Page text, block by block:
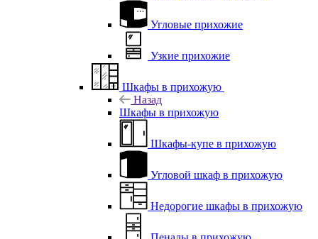
Угловые прихожие
Узкие прихожие
Шкафы в прихожую
Назад
Шкафы в прихожую
Шкафы-купе в прихожую
Угловой шкаф в прихожую
Недорогие шкафы в прихожую